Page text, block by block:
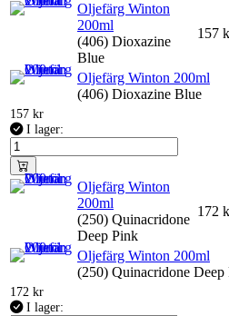
Oljefärg Winton
200ml
(406) Dioxazine
Blue
157
Oljefärg Winton 200ml
(406) Dioxazine Blue
157 kr
I lager:
Oljefärg Winton
200ml
(250) Quinacridone
Deep Pink
172
Oljefärg Winton 200ml
(250) Quinacridone Deep
172 kr
I lager: